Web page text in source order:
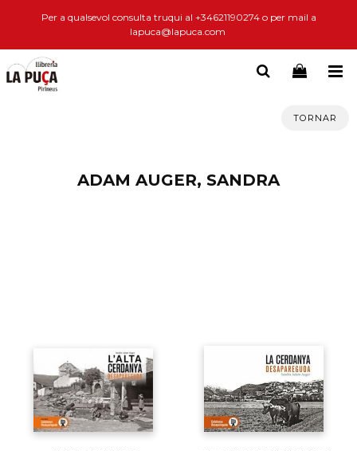
Per a qualsevol consulta truqui al +34621190274 o per mail a
lapuca@lapuca.com
TORNAR
ADAM AUGER, SANDRA